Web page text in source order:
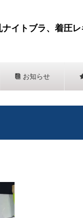
イトブラ、着圧
뀴 お知らせ